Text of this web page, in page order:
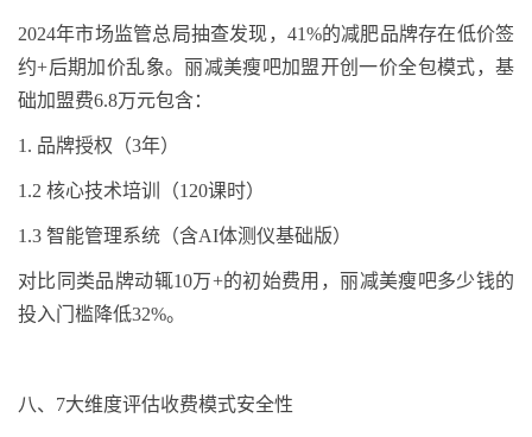
2024年市场监管总局抽查发现， 41%的减肥品牌存在低价签
约+后期加价乱象。丽减美瘦吧加盟开创一价全包模式，基
础加盟费6.8万元包含：
1. 品牌授权（3年）
1.2 核心技术培训（120课时）
1.3 智能管理系统（含AI体测仪基础版）
对比同类品牌动辄10万+的初始费用，丽减美瘦吧多少钱的
投入门槛降低32%。
八、 7大维度评估收费模式安全性